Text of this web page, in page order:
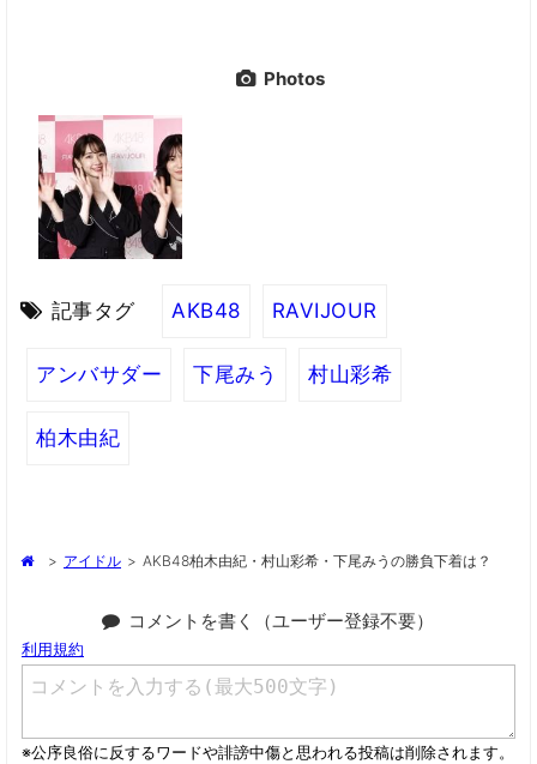
Photos
記事タグ AKB48 RAVIJOUR
アンバサダー 下尾みう 村山彩希
柏木由紀
> アイドル > AKB48柏木由紀・村山彩希・下尾みうの勝負下着は？
コメントを書く（ユーザー登録不要）